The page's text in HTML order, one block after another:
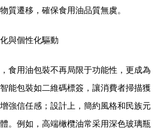
質遷移，確保食用油品質無虞。
與個性化驅動
食用油包裝不再局限于功能性，更成為
能包裝如二維碼標簽，讓消費者掃描獲
強信任感；設計上，簡約風格和民族元
。例如，高端橄欖油常采用深色玻璃瓶